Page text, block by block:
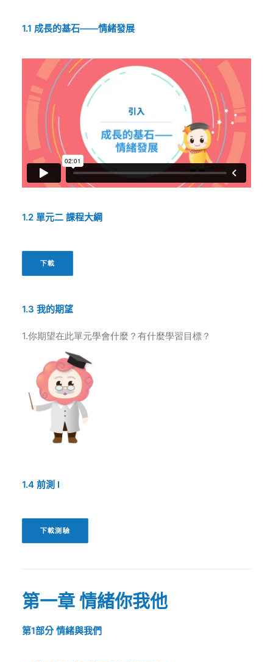
1.1 成長的基石——情緒發展
1.2 單元二 課程大綱
下載
1.3 我的期望
1.你期望在此單元學會什麼？有什麼學習目標？
1.4 前測 I
下載測驗
第一章 情緒你我他
第1部分情緒與我們